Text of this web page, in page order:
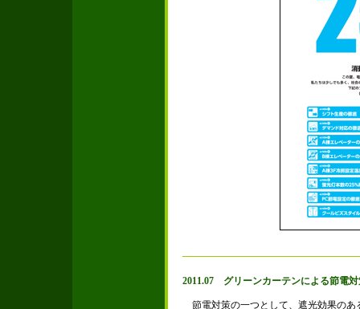
2011.07 グリーンカーテンによる節電対
節電対策の一つとして、遮光効果のあ